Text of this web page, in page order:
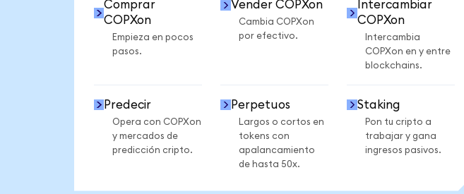
Comprar
COPXon
Empieza en pocos
pasos.
Vender COPXon
Cambia COPXon
por efectivo.
Intercambiar
COPXon
Intercambia
COPXon en y entre
blockchains.
Predecir
Opera con COPXon
y mercados de
predicción cripto.
Perpetuos
Largos o cortos en
tokens con
apalancamiento
de hasta 50x.
Staking
Pon tu cripto a
trabajar y gana
ingresos pasivos.